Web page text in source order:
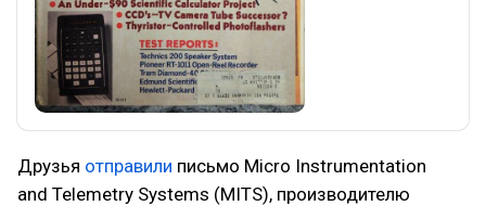
Друзья отправили письмо Micro Instrumentation
and Telemetry Systems (MITS), производителю